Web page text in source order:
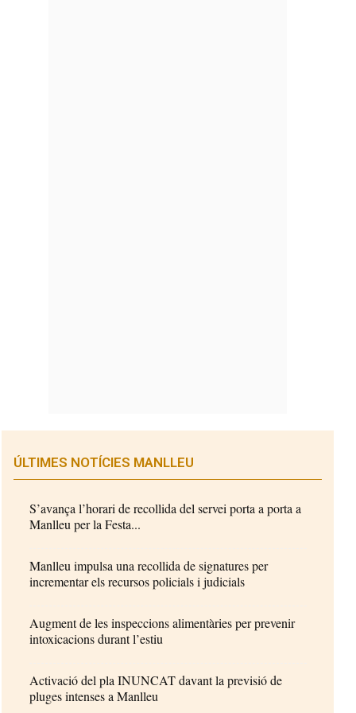
ÚLTIMES NOTÍCIES MANLLEU
S’avança l’horari de recollida del servei porta a porta a
Manlleu per la Festa...
Manlleu impulsa una recollida de signatures per
incrementar els recursos policials i judicials
Augment de les inspeccions alimentàries per prevenir
intoxicacions durant l’estiu
Activació del pla INUNCAT davant la previsió de
pluges intenses a Manlleu